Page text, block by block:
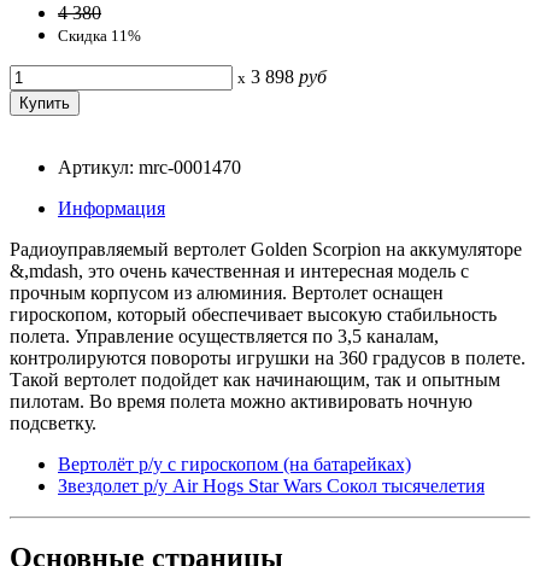
4 380
Скидка 11%
x 3 898 руб
Артикул: mrc-0001470
Информация
Радиоуправляемый вертолет Golden Scorpion на аккумуляторе
&,mdash, это очень качественная и интересная модель с
прочным корпусом из алюминия. Вертолет оснащен
гироскопом, который обеспечивает высокую стабильность
полета. Управление осуществляется по 3,5 каналам,
контролируются повороты игрушки на 360 градусов в полете.
Такой вертолет подойдет как начинающим, так и опытным
пилотам. Во время полета можно активировать ночную
подсветку.
Вертолёт р/у с гироскопом (на батарейках)
Звездолет р/у Air Hogs Star Wars Cокол тысячелетия
Основные страницы